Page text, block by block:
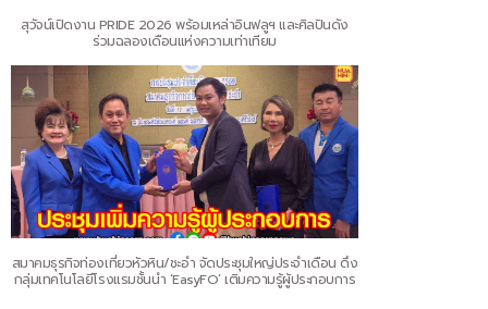
สุวัจน์เปิดงาน PRIDE 2026 พร้อมเหล่าอินฟลูฯ และศิลปินดัง
ร่วมฉลองเดือนแห่งความเท่าเทียม
สมาคมธุรกิจท่องเที่ยวหัวหิน/ชะอำ จัดประชุมใหญ่ประจำเดือน ดึง
กลุ่มเทคโนโลยีโรงแรมชั้นนำ ‘EasyFO’ เติมความรู้ผู้ประกอบการ